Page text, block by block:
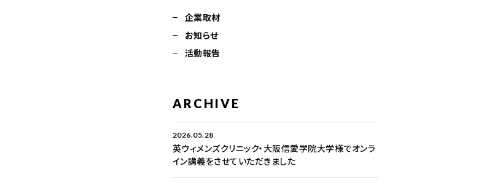
企業取材
お知らせ
活動報告
ARCHIVE
2026.05.28
英ウィメンズクリニック・大阪信愛学院大学様でオンラ
イン講義をさせていただきました